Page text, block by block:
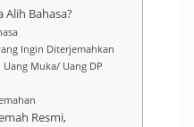
Alih Bahasa?
Ingin Diterjemahkan
Muka/ Uang DP
Resmi,